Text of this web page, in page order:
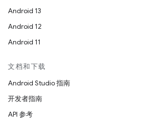
Android 13
Android 12
Android 11
文档和下载
Android Studio 指南
开发者指南
API 参考